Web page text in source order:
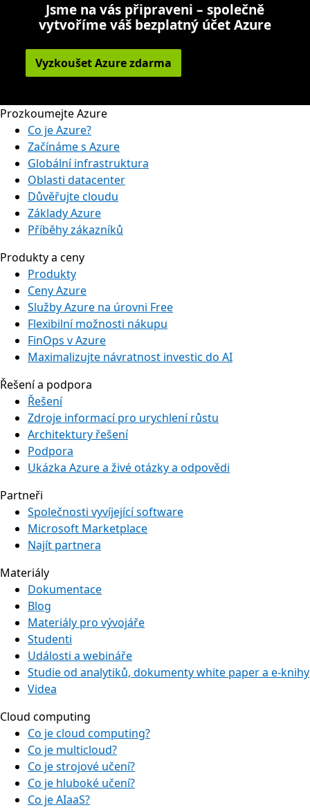
Jsme na vás připraveni – společně
vytvoříme váš bezplatný účet Azure
Vyzkoušet Azure zdarma
Prozkoumejte Azure
Co je Azure?
Začínáme s Azure
Globální infrastruktura
Oblasti datacenter
Důvěřujte cloudu
Základy Azure
Příběhy zákazníků
Produkty a ceny
Produkty
Ceny Azure
Služby Azure na úrovni Free
Flexibilní možnosti nákupu
FinOps v Azure
Maximalizujte návratnost investic do AI
Řešení a podpora
Řešení
Zdroje informací pro urychlení růstu
Architektury řešení
Podpora
Ukázka Azure a živé otázky a odpovědi
Partneři
Společnosti vyvíjející software
Microsoft Marketplace
Najít partnera
Materiály
Dokumentace
Blog
Materiály pro vývojáře
Studenti
Události a webináře
Studie od analytiků, dokumenty white paper a e-knihy
Videa
Cloud computing
Co je cloud computing?
Co je multicloud?
Co je strojové učení?
Co je hluboké učení?
Co je AIaaS?